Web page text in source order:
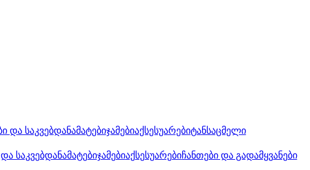
და საკვებდანამატებიჯამებიაქსესუარებიტანსაცმელი
საკვებდანამატებიჯამებიაქსესუარებიჩანთები და გადამყვანები